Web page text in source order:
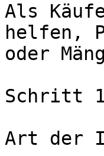
Als
helfen,
oder
Schritt 1
Art der